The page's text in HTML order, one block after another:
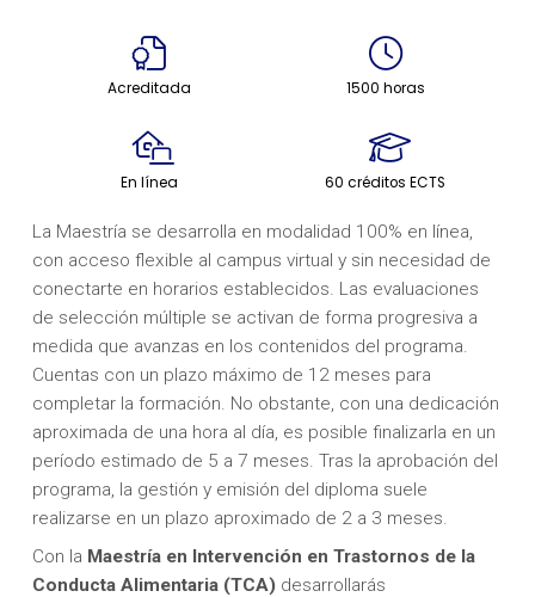
Acreditada 1500 horas
En línea 60 créditos ECTS
La Maestría se desarrolla en modalidad 100% en línea,
con acceso flexible al campus virtual y sin necesidad de
conectarte en horarios establecidos. Las evaluaciones
de selección múltiple se activan de forma progresiva a
medida que avanzas en los contenidos del programa.
Cuentas con un plazo máximo de 12 meses para
completar la formación. No obstante, con una dedicación
aproximada de una hora al día, es posible finalizarla en un
período estimado de 5 a 7 meses. Tras la aprobación del
programa, la gestión y emisión del diploma suele
realizarse en un plazo aproximado de 2 a 3 meses.
Con la Maestría en Intervención en Trastornos de la
Conducta Alimentaria (TCA) desarrollarás